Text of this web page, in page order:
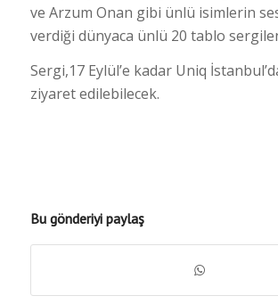
ve Arzum Onan gibi ünlü isimlerin
verdiği dünyaca ünlü 20 tablo
Sergi,17 Eylül’e kadar Uniq
ziyaret edilebilecek.
Bu gönderiyi paylaş